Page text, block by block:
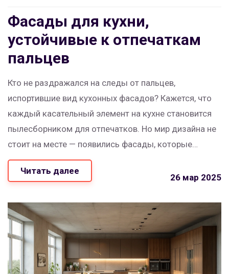
Фасады для кухни,
устойчивые к отпечаткам
пальцев
Кто не раздражался на следы от пальцев,
испортившие вид кухонных фасадов? Кажется, что
каждый касательный элемент на кухне становится
пылесборником для отпечатков. Но мир дизайна не
стоит на месте — появились фасады, которые
специально разработаны, чтобы противостоять
этим досадным меткам. Мы разберёмся, как
вашей кухне всегда выглядеть опрятно.
Читать далее
26 мар 2025